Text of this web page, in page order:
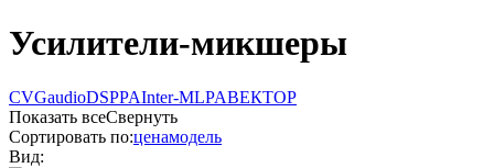
Усилители-микшеры
CVGaudioDSPPAInter-MLPAВЕКТОР
Показать всеСвернуть
Сортировать по:ценамодель
Вид: